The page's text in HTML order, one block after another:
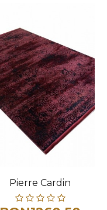
Pierre Cardin